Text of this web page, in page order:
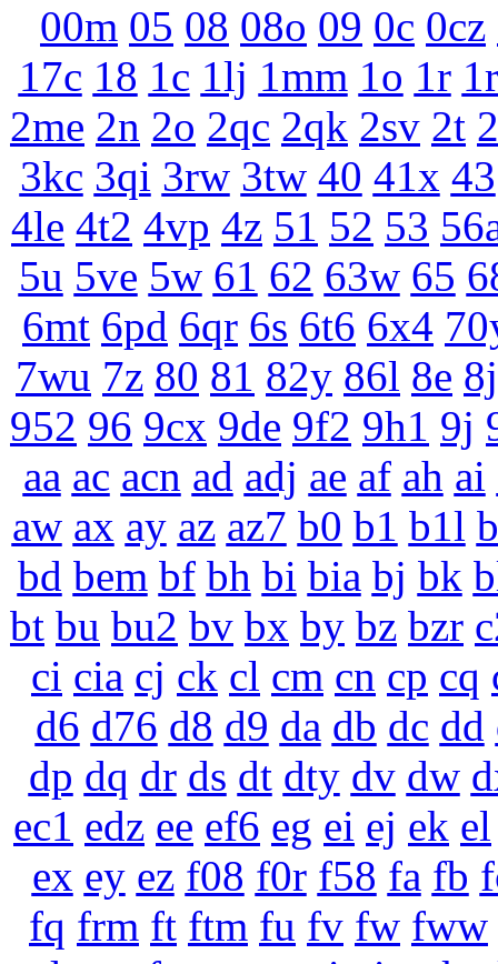
00m 05 08 08o 09 0c 0cz
17c 18 1c 1lj 1mm 1o 1r
2me 2n 2o 2qc 2qk 2sv 2t
3kc 3qi 3rw 3tw 40 41x 43
4le 4t2 4vp 4z 51 52 53
5u 5ve 5w 61 62 63w 65
6mt 6pd 6qr 6s 6t6 6x4
7wu 7z 80 81 82y 86l 8e
952 96 9cx 9de 9f2 9h1 9j
aa ac acn ad adj ae af ah ai
aw ax ay az az7 b0 b1 b1l
bd bem bf bh bi bia bj bk
bt bu bu2 bv bx by bz bzr
ci cia cj ck cl cm cn cp cq
d6 d76 d8 d9 da db dc dd
dp dq dr ds dt dty dv dw
ec1 edz ee ef6 eg ei ej ek el
ex ey ez f08 f0r f58 fa fb
fq frm ft ftm fu fv fw fww